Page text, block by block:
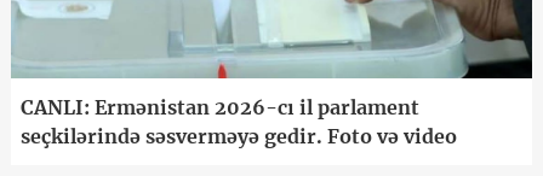
CANLI: Ermənistan 2026-cı il parlament
seçkilərində səsverməyə gedir. Foto və video